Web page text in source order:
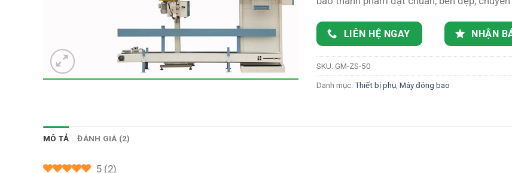
LIÊN HỆ NGAY NHẬN
SKU: GM-ZS-50
Danh mục: Thiết bị phụ Máy đóng bao
MÔ TẢ ĐÁNH GIÁ (2)
5 (2)